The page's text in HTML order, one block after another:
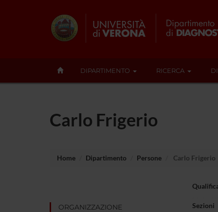
DIPARTIMENTO RICERCA
Carlo Frigerio
Home Dipartimento Persone Carlo Frigerio
ORGANIZZAZIONE Sezioni